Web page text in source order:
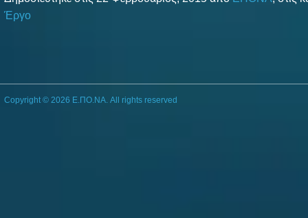
Έργο
Copyright © 2026 Ε.ΠΟ.ΝΑ. All rights reserved